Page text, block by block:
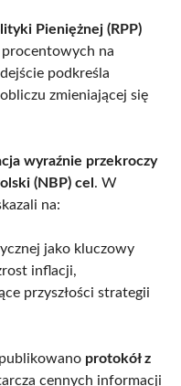
Pieniężnej (RPP)
na
podkreśla
zmieniającej się
wyraźnie przekroczy
(NBP) cel . W
na:
jako kluczowy
inflacji,
przyszłości strategii
protokół z
cennych informacji